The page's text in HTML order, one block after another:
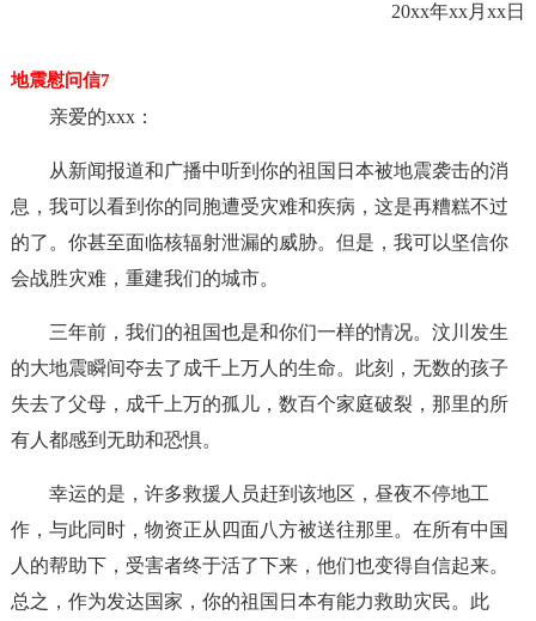
20xx年xx月xx日
地震慰问信7
亲爱的xxx：
从新闻报道和广播中听到你的祖国日本被地震袭击的消
息，我可以看到你的同胞遭受灾难和疾病，这是再糟糕不过
的了。你甚至面临核辐射泄漏的威胁。但是，我可以坚信你
会战胜灾难，重建我们的城市。
三年前，我们的祖国也是和你们一样的情况。汶川发生
的大地震瞬间夺去了成千上万人的生命。此刻，无数的孩子
失去了父母，成千上万的孤儿，数百个家庭破裂，那里的所
有人都感到无助和恐惧。
幸运的是，许多救援人员赶到该地区，昼夜不停地工
作，与此同时，物资正从四面八方被送往那里。在所有中国
人的帮助下，受害者终于活了下来，他们也变得自信起来。
总之，作为发达国家，你的祖国日本有能力救助灾民。此